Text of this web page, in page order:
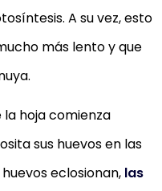
A su vez, esto
más lento y que
la hoja comienza
sus huevos en las
eclosionan, las